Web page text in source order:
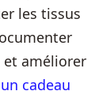
les tissus
et améliorer
un cadeau